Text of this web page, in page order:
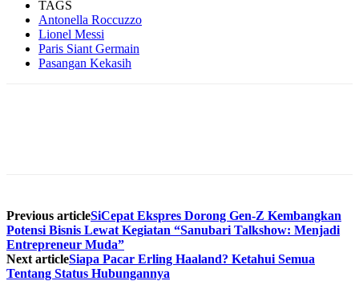
TAGS
Antonella Roccuzzo
Lionel Messi
Paris Siant Germain
Pasangan Kekasih
Previous articleSiCepat Ekspres Dorong Gen-Z Kembangkan
Potensi Bisnis Lewat Kegiatan “Sanubari Talkshow: Menjadi
Entrepreneur Muda”
Next articleSiapa Pacar Erling Haaland? Ketahui Semua
Tentang Status Hubungannya